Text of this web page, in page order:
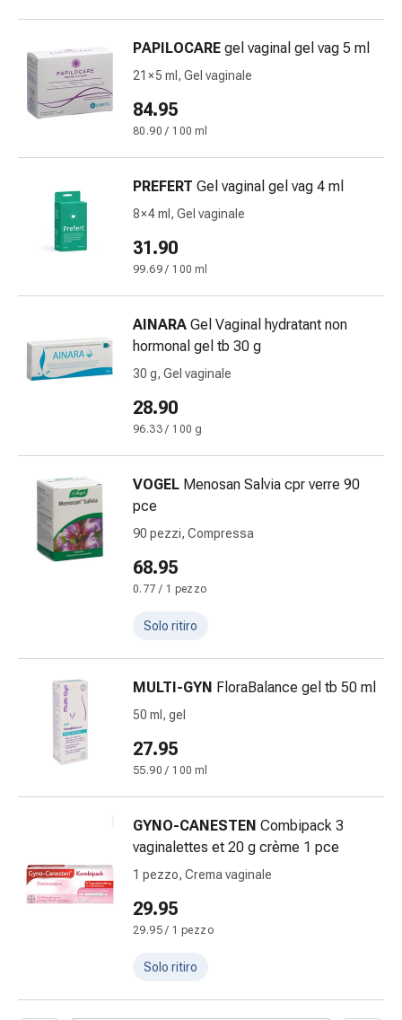
unghie
piedi
Cicatrici
Pelle
secca
Impurità
della
Vesciche
febbre
Eruzioni
cutanee
Terapie
Trattamento
Bach
Omeopatia
Fitoterapia
Schüssler
Prodotti
spagirici
antroposofiche
vescica
Disturbi
urinari
Prostata
Disturbi
PAPILOCARE gel vaginal gel vag 5 ml
21 × 5 ml, Gel vaginale
84.95
80.90 / 100 ml
PREFERT Gel vaginal gel vag 4 ml
8 × 4 ml, Gel vaginale
31.90
99.69 / 100 ml
AINARA Gel Vaginal hydratant non
hormonal gel tb 30 g
30 g, Gel vaginale
28.90
96.33 / 100 g
VOGEL Menosan Salvia cpr verre 90
pce
90 pezzi, Compressa
68.95
0.77 / 1 pezzo
Solo ritiro
MULTI-GYN FloraBalance gel tb 50 ml
50 ml, gel
27.95
55.90 / 100 ml
GYNO-CANESTEN Combipack 3
vaginalettes et 20 g crème 1 pce
1 pezzo, Crema vaginale
29.95
29.95 / 1 pezzo
Solo ritiro